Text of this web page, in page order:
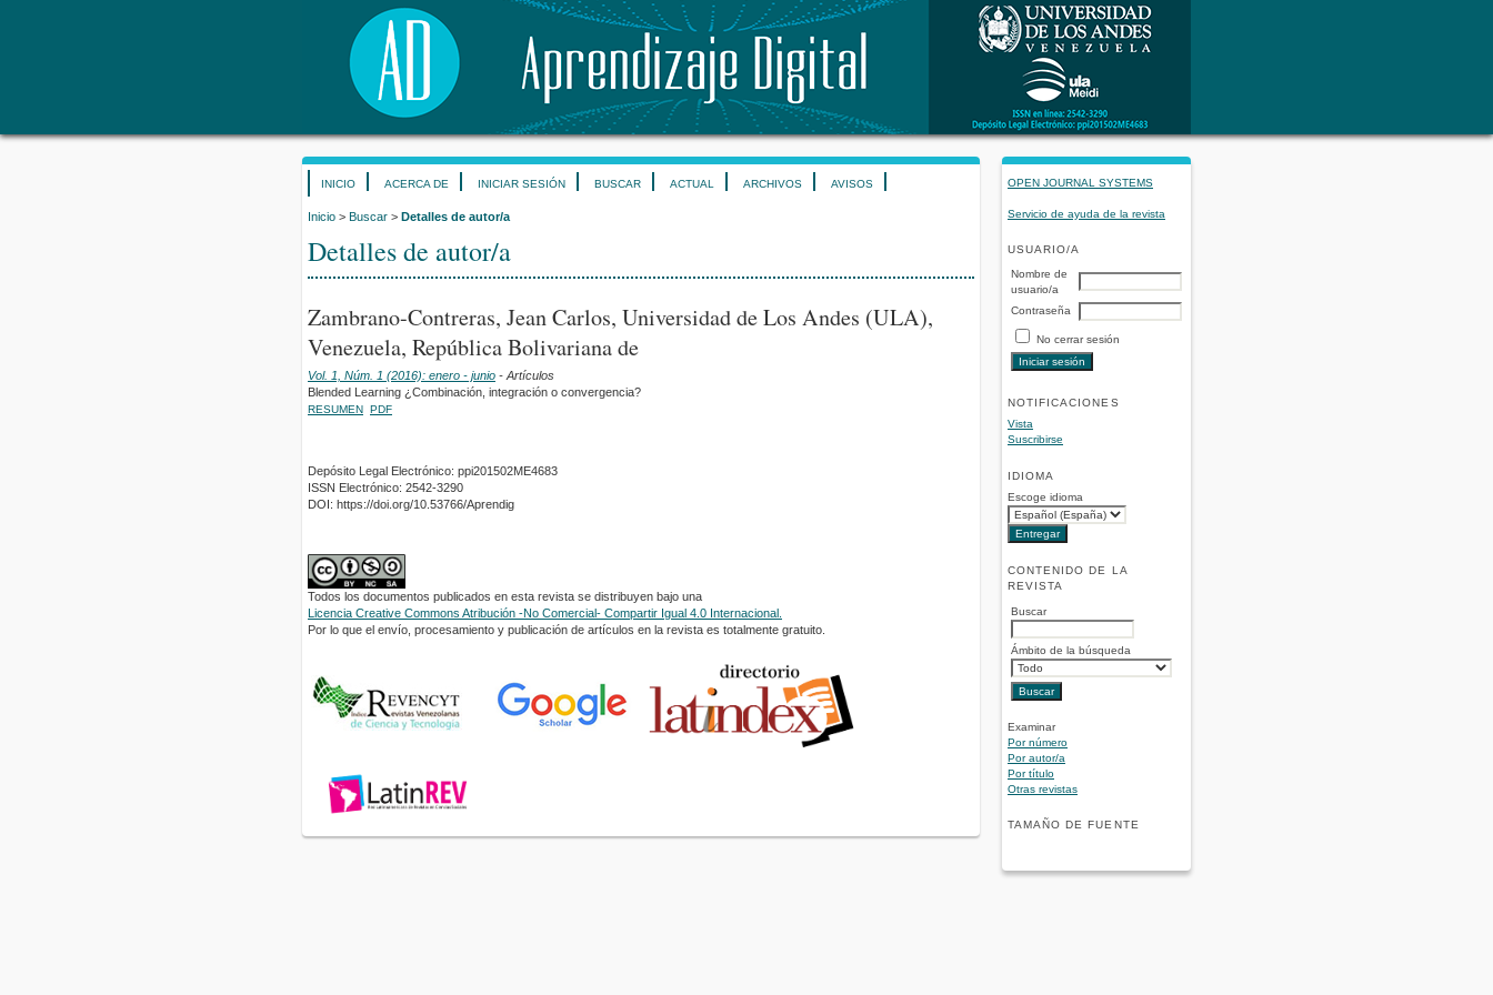
OPEN JOURNAL SYSTEMS
Servicio de ayuda de la revista
USUARIO/A
Nombre de
usuario/a
Contraseña
No cerrar sesión
NOTIFICACIONES
Vista
Suscribirse
IDIOMA
Escoge idioma
CONTENIDO DE LA
REVISTA
Buscar
Ámbito de la búsqueda
Examinar
Por número
Por autor/a
Por título
Otras revistas
TAMAÑO DE FUENTE
INICIO ACERCA DE INICIAR SESIÓN BUSCAR ACTUAL ARCHIVOS AVISOS
Inicio > Buscar > Detalles de autor/a
Detalles de autor/a
Zambrano-Contreras, Jean Carlos, Universidad de Los Andes (ULA),
Venezuela, República Bolivariana de
Vol. 1, Núm. 1 (2016): enero - junio - Artículos
Blended Learning ¿Combinación, integración o convergencia?
RESUMEN PDF
Depósito Legal Electrónico: ppi201502ME4683
ISSN Electrónico: 2542-3290
DOI: https://doi.org/10.53766/Aprendig
Todos los documentos publicados en esta revista se distribuyen bajo una
Licencia Creative Commons Atribución -No Comercial- Compartir Igual 4.0 Internacional.
Por lo que el envío, procesamiento y publicación de artículos en la revista es totalmente gratuito.